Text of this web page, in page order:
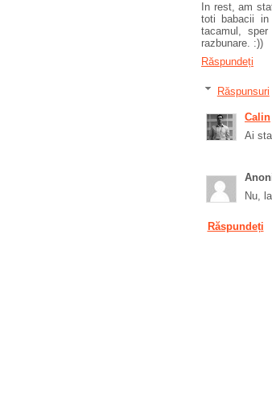
In rest, am
toti babacii
tacamul,
razbunare. :))
Răspundeți
Răspunsuri
Calin
Ai
Nu,
Răspundeți